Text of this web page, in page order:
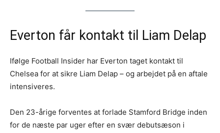
Everton får kontakt til Liam Delap
Ifølge Football Insider har Everton taget kontakt til
Chelsea for at sikre Liam Delap – og arbejdet på en aftale
intensiveres.
Den 23-årige forventes at forlade Stamford Bridge inden
for de næste par uger efter en svær debutsæson i